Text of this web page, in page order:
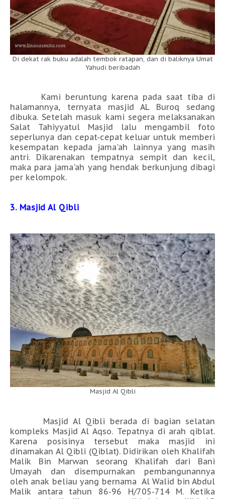
Di dekat rak buku adalah tembok ratapan, dan di baliknya Umat
Yahudi beribadah
Kami beruntung karena pada saat tiba di
halamannya, ternyata masjid AL Buroq sedang
dibuka. Setelah masuk kami segera melaksanakan
Salat Tahiyyatul Masjid lalu mengambil foto
seperlunya dan cepat-cepat keluar untuk memberi
kesempatan kepada jama'ah lainnya yang masih
antri. Dikarenakan tempatnya sempit dan kecil,
maka para jama'ah yang hendak berkunjung dibagi
per kelompok.
3. Masjid Al Qibli
Masjid Al Qibli
Masjid Al Qibli berada di bagian selatan
kompleks Masjid Al Aqso. Tepatnya di arah qiblat.
Karena posisinya tersebut maka masjid ini
dinamakan Al Qibli (Qiblat). Didirikan oleh Khalifah
Malik Bin Marwan seorang Khalifah dari Bani
Umayah dan disempurnakan pembangunannya
oleh anak beliau yang bernama Al Walid bin Abdul
Malik antara tahun 86-96 H/705-714 M. Ketika